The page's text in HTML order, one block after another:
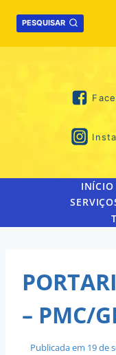
PESQUISAR
INÍCIO
– PMC/
Publicada em 19 de